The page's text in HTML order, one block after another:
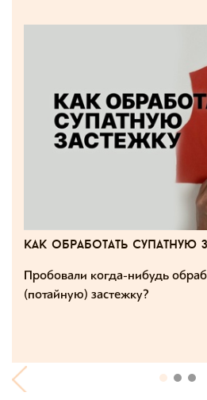
как обработать супатную
Пробовали когда-нибудь
(потайную) застежку?